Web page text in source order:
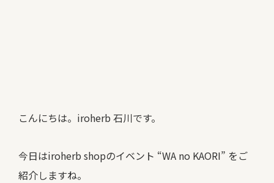
こんにちは。iroherb 石川です。
今日はiroherb shopのイベント “WA no KAORI” をご
紹介しますね。